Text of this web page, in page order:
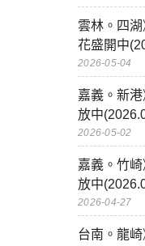
雲林。四
花盛開中
2026-05-04
嘉義。新
放中
2026-05-02
嘉義。竹
放中
2026-04-27
台南。龍